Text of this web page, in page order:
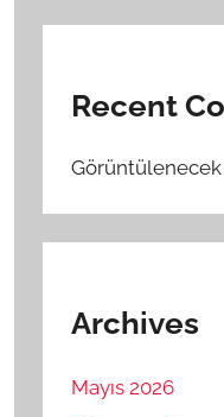
Recent
Archives
Mayıs 2026